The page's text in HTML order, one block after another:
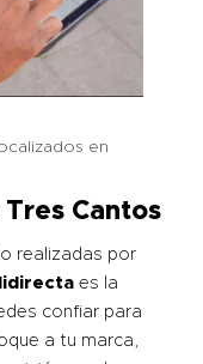
en
Tres Cantos
realizadas por
es la
confiar para
a tu marca,